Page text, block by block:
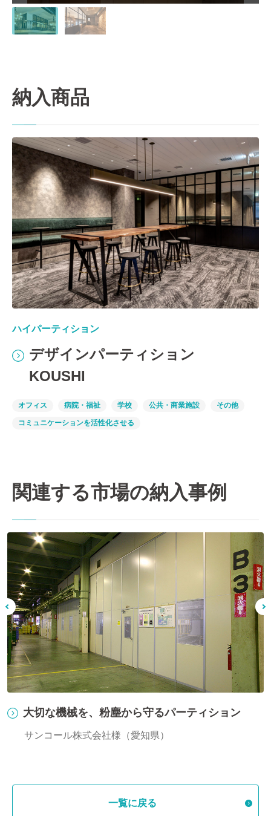
納入商品
ハイパーティション
デザインパーティション
KOUSHI
オフィス 病院・福祉 学校 公共・商業施設 その他
コミュニケーションを活性化させる
関連する市場の納入事例
大切な機械を、粉塵から守るパーティション
サンコール株式会社様（愛知県）
一覧に戻る